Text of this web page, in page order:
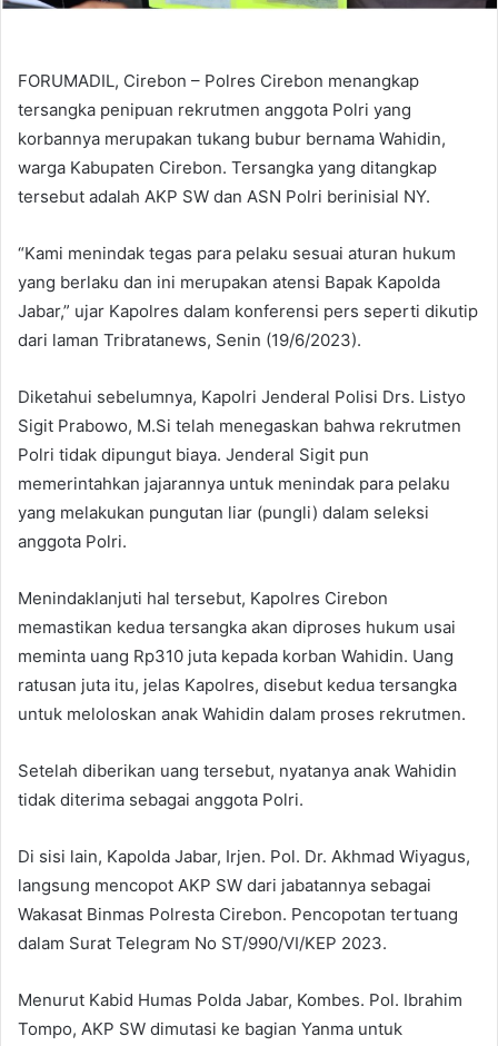
FORUMADIL, Cirebon – Polres Cirebon menangkap
tersangka penipuan rekrutmen anggota Polri yang
korbannya merupakan tukang bubur bernama Wahidin,
warga Kabupaten Cirebon. Tersangka yang ditangkap
tersebut adalah AKP SW dan ASN Polri berinisial NY.
“Kami menindak tegas para pelaku sesuai aturan hukum
yang berlaku dan ini merupakan atensi Bapak Kapolda
Jabar,” ujar Kapolres dalam konferensi pers seperti dikutip
dari laman Tribratanews, Senin (19/6/2023).
Diketahui sebelumnya, Kapolri Jenderal Polisi Drs. Listyo
Sigit Prabowo, M.Si telah menegaskan bahwa rekrutmen
Polri tidak dipungut biaya. Jenderal Sigit pun
memerintahkan jajarannya untuk menindak para pelaku
yang melakukan pungutan liar (pungli) dalam seleksi
anggota Polri.
Menindaklanjuti hal tersebut, Kapolres Cirebon
memastikan kedua tersangka akan diproses hukum usai
meminta uang Rp310 juta kepada korban Wahidin. Uang
ratusan juta itu, jelas Kapolres, disebut kedua tersangka
untuk meloloskan anak Wahidin dalam proses rekrutmen.
Setelah diberikan uang tersebut, nyatanya anak Wahidin
tidak diterima sebagai anggota Polri.
Di sisi lain, Kapolda Jabar, Irjen. Pol. Dr. Akhmad Wiyagus,
langsung mencopot AKP SW dari jabatannya sebagai
Wakasat Binmas Polresta Cirebon. Pencopotan tertuang
dalam Surat Telegram No ST/990/VI/KEP 2023.
Menurut Kabid Humas Polda Jabar, Kombes. Pol. Ibrahim
Tompo, AKP SW dimutasi ke bagian Yanma untuk